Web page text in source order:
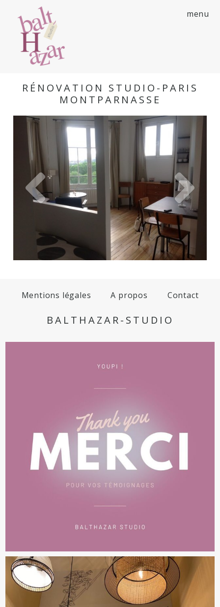
menu
RÉNOVATION STUDIO-PARIS
MONTPARNASSE
Mentions légales A propos Contact
BALTHAZAR-STUDIO